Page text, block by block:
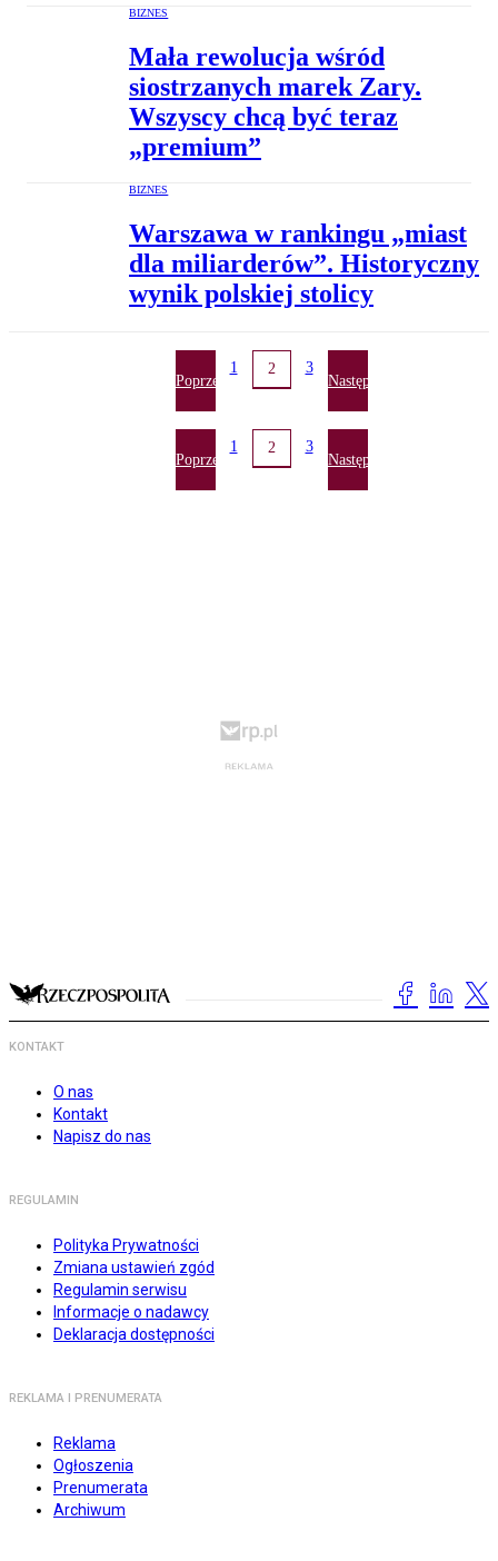
BIZNES
Mała rewolucja wśród
siostrzanych marek Zary.
Wszyscy chcą być teraz
„premium”
BIZNES
Warszawa w rankingu „miast
dla miliarderów”. Historyczny
wynik polskiej stolicy
Poprzednia
1 2 3
Następna
Poprzednia
1 2 3
Następna
KONTAKT
O nas
Kontakt
Napisz do nas
REGULAMIN
Polityka Prywatności
Zmiana ustawień zgód
Regulamin serwisu
Informacje o nadawcy
Deklaracja dostępności
REKLAMA I PRENUMERATA
Reklama
Ogłoszenia
Prenumerata
Archiwum